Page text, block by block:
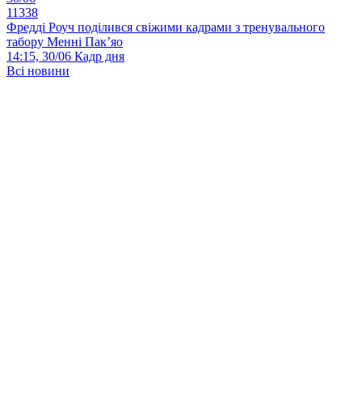
11338
Фредді Роуч поділився свіжими кадрами з тренувального
табору Менні Пак’яо
14:15, 30/06 Кадр дня
Всі новини